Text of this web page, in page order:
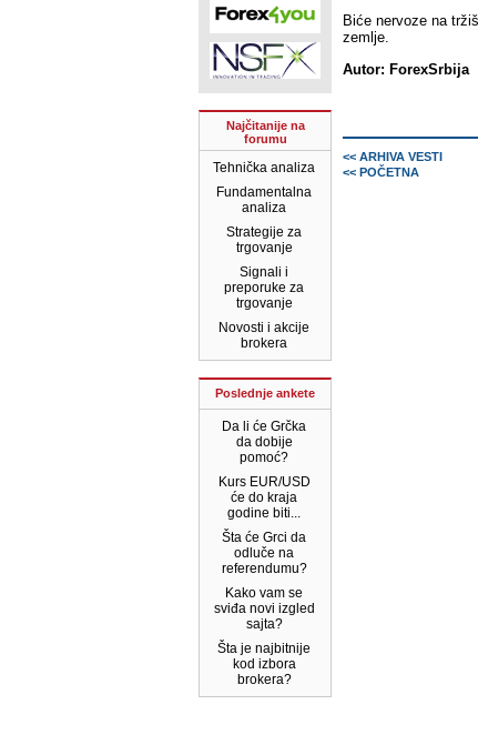
Najčitanije na
forumu
Tehnička analiza
Fundamentalna
analiza
Strategije za
trgovanje
Signali i
preporuke za
trgovanje
Novosti i akcije
brokera
Poslednje ankete
Da li će Grčka
da dobije
pomoć?
Kurs EUR/USD
će do kraja
godine biti...
Šta će Grci da
odluče na
referendumu?
Kako vam se
sviđa novi izgled
sajta?
Šta je najbitnije
kod izbora
brokera?
Biće nervoze na
zemlje.
Autor: ForexSrbija
<< ARHIVA VESTI
<< POČETNA